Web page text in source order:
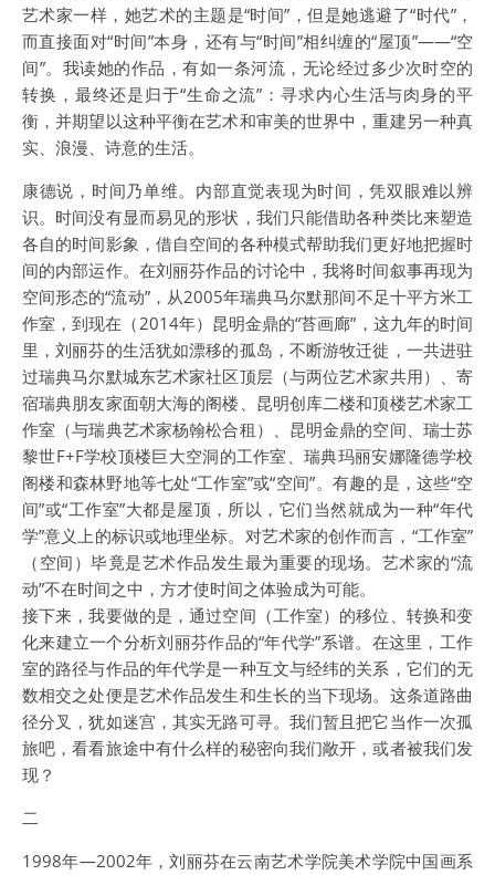
艺术家一样，她艺术的主题是“时间”，但是她逃避了“时代”，
而直接面对“时间”本身，还有与“时间”相纠缠的“屋顶”——“空
间”。我读她的作品，有如一条河流，无论经过多少次时空的
转换，最终还是归于“生命之流”：寻求内心生活与肉身的平
衡，并期望以这种平衡在艺术和审美的世界中，重建另一种真
实、浪漫、诗意的生活。
康德说，时间乃单维。内部直觉表现为时间，凭双眼难以辨
识。时间没有显而易见的形状，我们只能借助各种类比来塑造
各自的时间影象，借自空间的各种模式帮助我们更好地把握时
间的内部运作。在刘丽芬作品的讨论中，我将时间叙事再现为
空间形态的“流动”，从2005年瑞典马尔默那间不足十平方米工
作室，到现在（2014年）昆明金鼎的“苔画廊”，这九年的时间
里，刘丽芬的生活犹如漂移的孤岛，不断游牧迁徙，一共进驻
过瑞典马尔默城东艺术家社区顶层（与两位艺术家共用）、寄
宿瑞典朋友家面朝大海的阁楼、昆明创库二楼和顶楼艺术家工
作室（与瑞典艺术家杨翰松合租）、昆明金鼎的空间、瑞士苏
黎世F+F学校顶楼巨大空洞的工作室、瑞典玛丽安娜隆德学校
阁楼和森林野地等七处“工作室”或“空间”。有趣的是，这些“空
间”或“工作室”大都是屋顶，所以，它们当然就成为一种“年代
学”意义上的标识或地理坐标。对艺术家的创作而言，“工作室”
（空间）毕竟是艺术作品发生最为重要的现场。艺术家的“流
动”不在时间之中，方才使时间之体验成为可能。
接下来，我要做的是，通过空间（工作室）的移位、转换和变
化来建立一个分析刘丽芬作品的“年代学”系谱。在这里，工作
室的路径与作品的年代学是一种互文与经纬的关系，它们的无
数相交之处便是艺术作品发生和生长的当下现场。这条道路曲
径分叉，犹如迷宫，其实无路可寻。我们暂且把它当作一次孤
旅吧，看看旅途中有什么样的秘密向我们敞开，或者被我们发
现？
二
1998年—2002年，刘丽芬在云南艺术学院美术学院中国画系